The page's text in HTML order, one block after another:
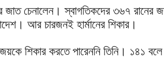
চেনালেন। স্বাগতিকদের ৩৬৭ রানের
আর চারজনই হার্মানের শিকার।
শিকার করতে পারেননি তিনি। ১৪১